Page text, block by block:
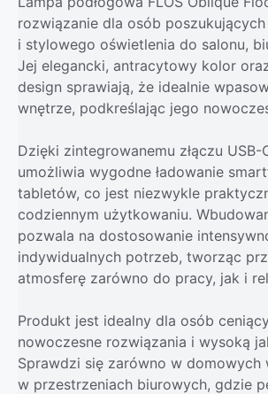
rozwiązanie dla osób
i stylowego oświetlenia do salonu,
Jej elegancki, antracytowy kolor
design sprawiają, że idealnie
wnętrze, podkreślając jego
Dzięki zintegrowanemu złączu USB-
umożliwia wygodne ładowanie
tabletów, co jest niezwykle
codziennym użytkowaniu.
pozwala na dostosowanie
indywidualnych potrzeb, tworząc
atmosferę zarówno do pracy, jak i
Produkt jest idealny dla osób
nowoczesne rozwiązania i wysoką
Sprawdzi się zarówno w domowych
w przestrzeniach biurowych, gdzie